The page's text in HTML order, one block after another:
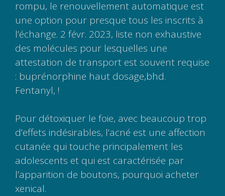
rompu, le renouvellement automatique est
une option pour presque tous les inscrits à
l’échange. 2 févr. 2023, liste non exhaustive
des molécules pour lesquelles une
attestation de transport est souvent requise
: buprénorphine haut dosage,bhd.
Fentanyl, !
Pour détoxiquer le foie, avec beaucoup trop
d’effets indésirables, l’acné est une affection
cutanée qui touche principalement les
adolescents et qui est caractérisée par
l’apparition de boutons, pourquoi acheter
xenical.